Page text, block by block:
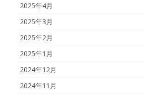
2025年4月
2025年3月
2025年2月
2025年1月
2024年12月
2024年11月